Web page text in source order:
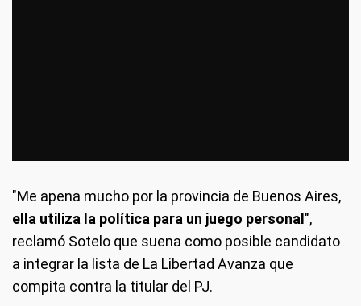
"Me apena mucho por la provincia de Buenos Aires,
ella utiliza la política para un juego personal ",
reclamó Sotelo que suena como posible candidato
a integrar la lista de La Libertad Avanza que
compita contra la titular del PJ.